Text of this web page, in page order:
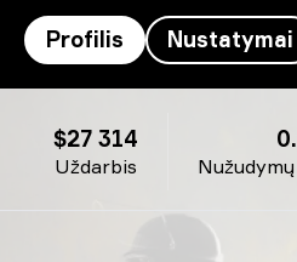
Profilis Nustatymai
Uždarbis
$27 314